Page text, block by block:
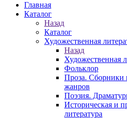
Главная
Каталог
Назад
Каталог
Художественная
Назад
Художественная
Фольклор
Проза. Сборники
жанров
Поэзия.
Историческая и
литература